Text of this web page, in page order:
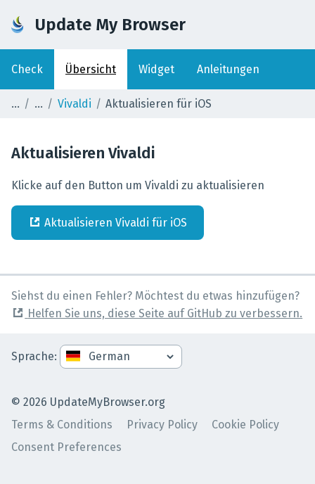
Update My Browser
Check Übersicht Widget Anleitungen
Vivaldi Aktualisieren für iOS
Aktualisieren Vivaldi
Klicke auf den Button um Vivaldi zu aktualisieren
Aktualisieren Vivaldi für iOS
Siehst du einen Fehler? Möchtest du etwas hinzufügen?
Helfen Sie uns, diese Seite auf GitHub zu verbessern.
© 2026 UpdateMyBrowser.org
Terms & Conditions
Privacy Policy
Cookie Policy
Consent Preferences
Sprache: